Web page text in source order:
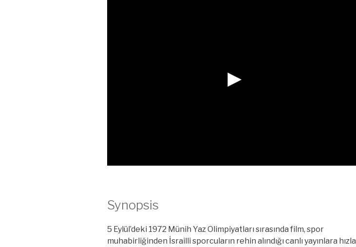
►
Synopsis
5 Eylül’deki 1972 Münih Yaz Olimpiyatları sırasında film, spor
muhabirliğinden İsrailli sporcuların rehin alındığı canlı yayınlara hızla